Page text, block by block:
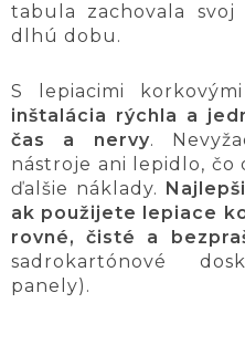
tabula zachovala
dlhú dobu.
S lepiacimi
inštalácia rýchla a
čas a nervy.
nástroje ani lepidlo, čo
ďalšie náklady.
ak použijete lepiace
rovné, čisté a
sadrokartónové
panely).